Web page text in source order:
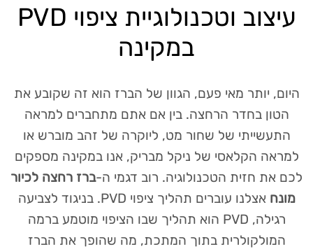
עיצוב וטכנולוגיית ציפוי PVD
במקינה
היום, יותר מאי פעם, הגוון של הברז הוא זה שקובע את
הטון בחדר הרחצה. בין אם אתם מתחברים למראה
התעשייתי של שחור מט, ליוקרה של זהב מוברש או
למראה הקלאסי של ניקל מבריק, אנו במקינה מספקים
לכם את חזית הטכנולוגיה. רוב דגמי ה-ברז רחצה לכיור
מונח
אצלנו עוברים תהליך ציפוי PVD. בניגוד לצביעה
רגילה, PVD הוא תהליך שבו הציפוי מוטמע ברמה
המולקולרית בתוך המתכת, מה שהופך את הברז